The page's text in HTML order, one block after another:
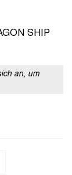
SHIP
an, um